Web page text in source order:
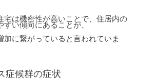
宅は機密性が高いことで、住居内の
すい傾向にあることが、
加に繋がっていると言われていま
症候群の症状